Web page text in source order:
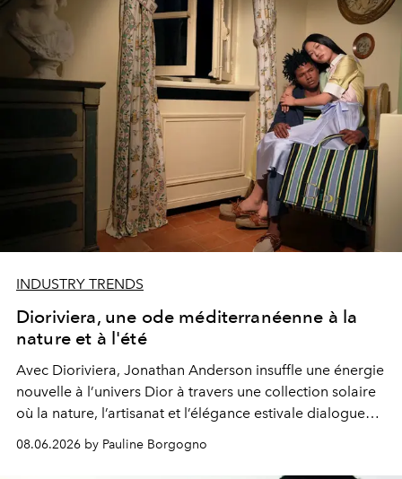
INDUSTRY TRENDS
Dioriviera, une ode méditerranéenne à la
nature et à l'été
Avec Dioriviera, Jonathan Anderson insuffle une énergie
nouvelle à l’univers Dior à travers une collection solaire
où la nature, l’artisanat et l’élégance estivale dialoguent
08.06.2026 by Pauline Borgogno